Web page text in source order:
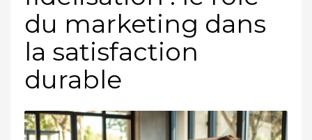
du marketing dans
la satisfaction
durable